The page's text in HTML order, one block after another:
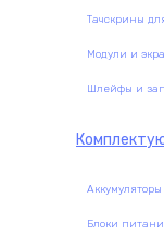
Тачскрины
Модули и
Шлейфы и
Блоки